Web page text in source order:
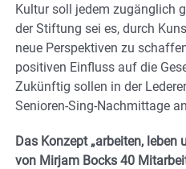
Kultur soll jedem zugänglich
der Stiftung sei es, durch
neue Perspektiven zu
positiven Einfluss auf die
Zukünftig sollen in der
Senioren-Sing-Nachmittage
Das Konzept „arbeiten, leben
von Mirjam Bocks 40